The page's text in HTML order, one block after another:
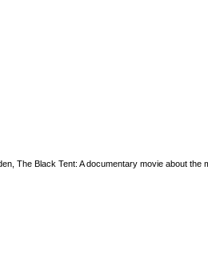
The Black Tent: A documentary movie about the